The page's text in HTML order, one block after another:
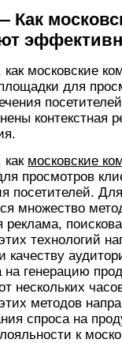
Как
как московские
для
контекстная
как московские
просмотров
посетителей.
множество
технологий
качеству
на генерацию
нескольких
методов
спроса на
к